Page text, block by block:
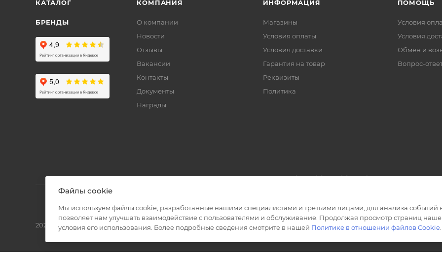
КАТАЛОГ
БРЕНДЫ
КОМПАНИЯ
О компании
Новости
Отзывы
Вакансии
Контакты
Документы
Награды
ИНФОРМАЦИЯ
Магазины
Условия оплаты
Условия доставки
Гарантия на товар
Реквизиты
Политика
ПОМОЩЬ
Условия
Условия
Обмен и
Вопрос-
2026 © Полиграф кит - интернет-магазин
Файлы cookie
Мы используем файлы cookie, разработанные нашими специалистами и третьими лицами, для анализа событий
позволяет нам улучшать взаимодействие с пользователями и обслуживание. Продолжая просмотр страниц
условия его использования. Более подробные сведения смотрите в нашей Политике в отношении файлов Cookie